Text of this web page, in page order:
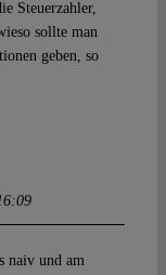
Steuerzahler,
sollte man
geben, so
naiv und am